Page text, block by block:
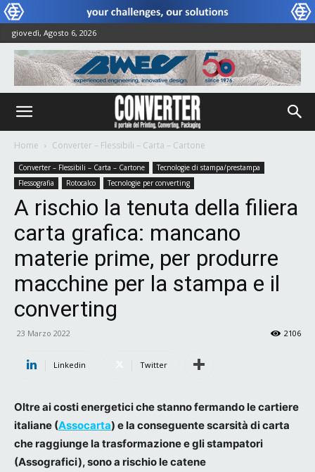
giovedì, Agosto 6, 2026
Home Converter – Flessibili – Carta – Cartone
Converter – Flessibili – Carta – Cartone
Tecnologie di stampa/prestampa
Flessografia
Rotocalco Tecnologie per converting
A rischio la tenuta della filiera
carta grafica: mancano
materie prime, per produrre
macchine per la stampa e il
converting
23 Marzo 2022 2106
Linkedin Twitter
Oltre ai costi energetici che stanno fermando le cartiere
italiane (Assocarta) e la conseguente scarsità di carta
che raggiunge la trasformazione e gli stampatori
(Assografici), sono a rischio le catene